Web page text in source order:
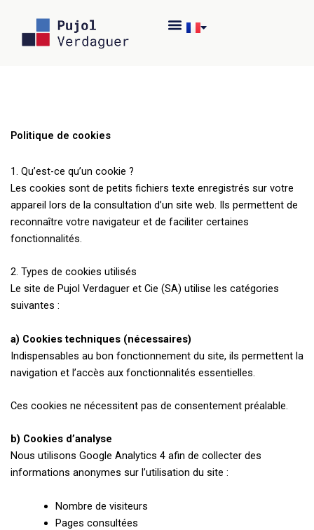
Politique de cookies
1. Qu’est-ce qu’un cookie ?
Les cookies sont de petits fichiers texte enregistrés sur votre
appareil lors de la consultation d’un site web. Ils permettent de
reconnaître votre navigateur et de faciliter certaines
fonctionnalités.
2. Types de cookies utilisés
Le site de Pujol Verdaguer et Cie (SA) utilise les catégories
suivantes :
a) Cookies techniques (nécessaires)
Indispensables au bon fonctionnement du site, ils permettent la
navigation et l’accès aux fonctionnalités essentielles.
Ces cookies ne nécessitent pas de consentement préalable.
b) Cookies d’analyse
Nous utilisons Google Analytics 4 afin de collecter des
informations anonymes sur l’utilisation du site :
Nombre de visiteurs
Pages consultées